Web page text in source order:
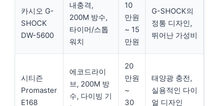
카시오 G-
SHOCK
DW-5600
내충격,
200M 방수,
타이머/스톱
워치
10
만원
~ 15
만원
G-SHOCK의
정통 디자인,
뛰어난 가성비
시티즌
Promaster
E168
에코드라이
브, 200M 방
수, 다이빙 기
20
만원
~
30
태양광 충전,
실용적인 다이
얼 디자인